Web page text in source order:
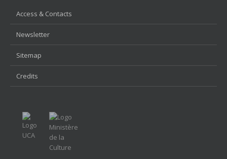
Access & Contacts
Newsletter
Sitemap
Credits